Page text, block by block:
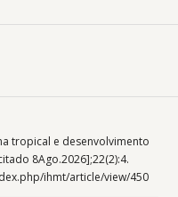
tropical e desenvolvimento
8Ago.2026];22(2):4.
ihmt/article/view/450